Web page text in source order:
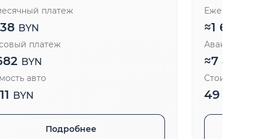
платеж
BYN
платеж
BYN
авто
BYN
Подробнее
≈1 688
Авансовый
≈7 462
Стоимость
49 748